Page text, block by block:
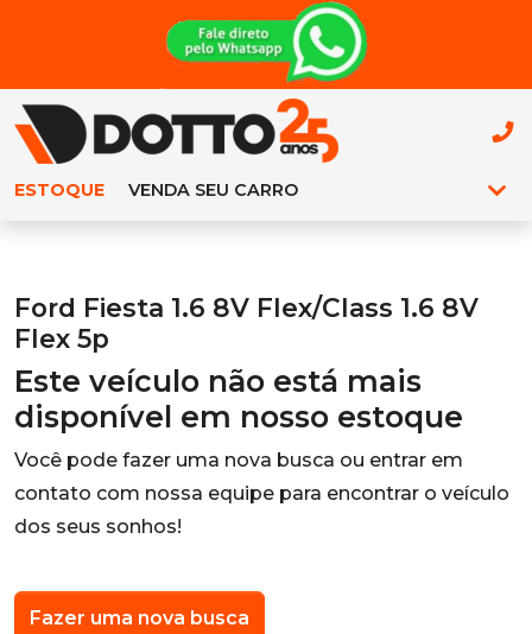
ESTOQUE VENDA SEU CARRO
Ford Fiesta 1.6 8V Flex/Class 1.6 8V
Flex 5p
Este veículo não está mais
disponível em nosso estoque
Você pode fazer uma nova busca ou entrar em
contato com nossa equipe para encontrar o veículo
dos seus sonhos!
Fazer uma nova busca